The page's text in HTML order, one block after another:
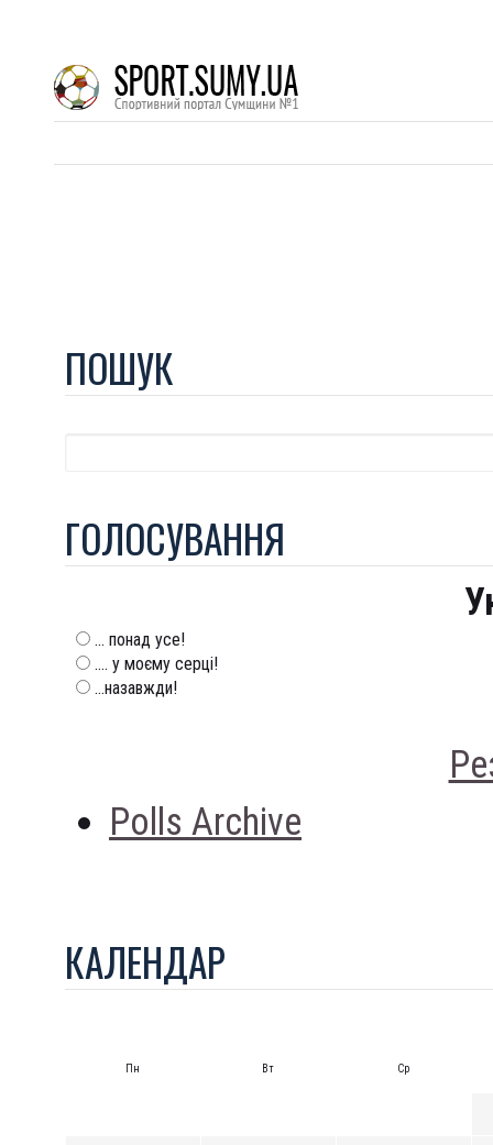
ПОШУК
ГОЛОСУВАННЯ
... понад усе!
.... у моєму серці!
...назавжди!
Polls Archive
КАЛЕНДАР
Пн Вт Ср